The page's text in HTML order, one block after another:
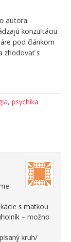
autora.
konzultáciu
pod článkom
zhodovať s
, psychika
s matkou
– možno
kruh/